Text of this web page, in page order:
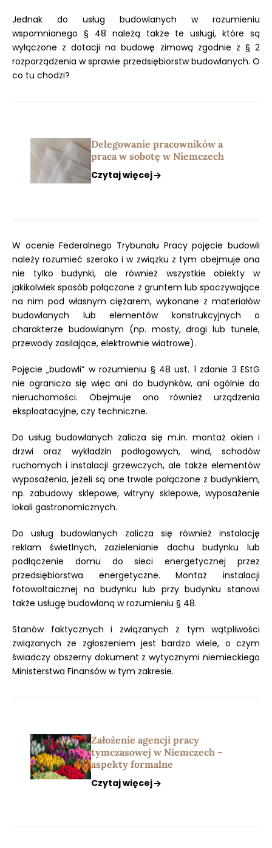
Jednak do usług budowlanych w rozumieniu
wspomnianego § 48 należą także te usługi, które są
wyłączone z dotacji na budowę zimową zgodnie z § 2
rozporządzenia w sprawie przedsiębiorstw budowlanych. O
co tu chodzi?
Delegowanie pracowników a
praca w sobotę w Niemczech
Czytaj więcej
W ocenie Federalnego Trybunału Pracy pojęcie budowli
należy rozumieć szeroko i w związku z tym obejmuje ona
nie tylko budynki, ale również wszystkie obiekty w
jakikolwiek sposób połączone z gruntem lub spoczywające
na nim pod własnym ciężarem, wykonane z materiałów
budowlanych lub elementów konstrukcyjnych o
charakterze budowlanym (np. mosty, drogi lub tunele,
przewody zasilające, elektrownie wiatrowe).
Pojęcie „budowli” w rozumieniu § 48 ust. 1 zdanie 3 EStG
nie ogranicza się więc ani do budynków, ani ogólnie do
nieruchomości. Obejmuje ono również urządzenia
eksploatacyjne, czy techniczne.
Do usług budowlanych zalicza się m.in. montaż okien i
drzwi oraz wykładzin podłogowych, wind, schodów
ruchomych i instalacji grzewczych, ale także elementów
wyposażenia, jeżeli są one trwale połączone z budynkiem,
np. zabudowy sklepowe, witryny sklepowe, wyposażenie
lokali gastronomicznych.
Do usług budowlanych zalicza się również instalację
reklam świetlnych, zazielenianie dachu budynku lub
podłączenie domu do sieci energetycznej przez
przedsiębiorstwa energetyczne. Montaż instalacji
fotowoltaicznej na budynku lub przy budynku stanowi
także usługę budowlaną w rozumieniu § 48.
Stanów faktycznych i związanych z tym wątpliwości
związanych ze zgłoszeniem jest bardzo wiele, o czym
świadczy obszerny dokument z wytycznymi niemieckiego
Ministerstwa Finansów w tym zakresie.
Założenie agencji pracy
tymczasowej w Niemczech –
aspekty formalne
Czytaj więcej